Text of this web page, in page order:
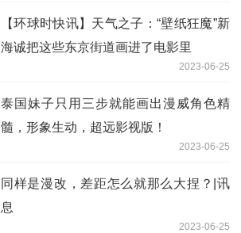
【环球时快讯】天气之子：“壁纸狂魔”新
海诚把这些东京街道画进了电影里
2023-06-25
泰国妹子只用三步就能画出漫威角色精
髓，形象生动，超远影视版！
2023-06-25
同样是漫改，差距怎么就那么大捏？|讯
息
2023-06-25